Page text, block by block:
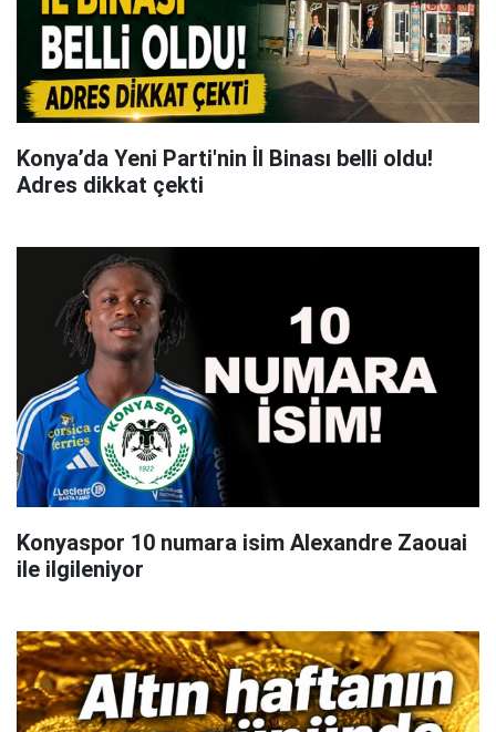
Konya’da Yeni Parti'nin İl Binası belli oldu!
Adres dikkat çekti
Konyaspor 10 numara isim Alexandre Zaouai
ile ilgileniyor